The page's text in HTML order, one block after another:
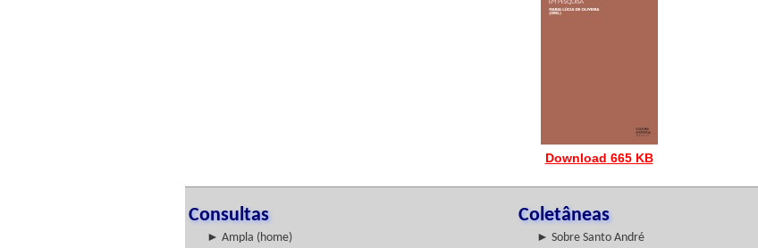
Download 665 KB
Consultas Coletâneas
► Ampla (home) ► Sobre Santo André